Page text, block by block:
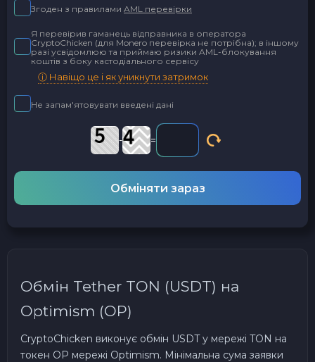
Згоден з правилами AML перевірки
Я перевірив гаманець відправника в оператора
CryptoChicken (для Monero перевірка не потрібна); в іншому
разі усвідомлюю та приймаю ризики AML-блокування
коштів з боку кастодіального сервісу
ⓘ Навіщо це і як уникнути затримок
Не запам'ятовувати введені дані
- =
Обміняти зараз
Обмін Tether TON (USDT) на
Optimism (OP)
CryptoChicken виконує обмін USDT у мережі TON на
токен OP мережі Optimism. Мінімальна сума заявки